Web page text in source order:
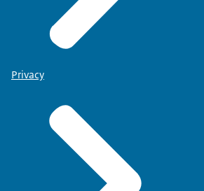
Privacy